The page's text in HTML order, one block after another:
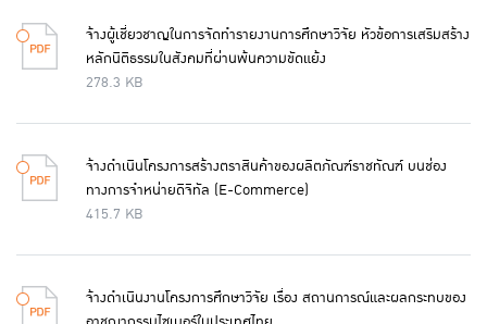
จ้างผู้เชี่ยวชาญในการจัดทำรายงานการศึกษาวิจัย หัวข้อการเสริมสร้าง
หลักนิติธรรมในสังคมที่ผ่านพ้นความขัดแย้ง
278.3 KB
จ้างดำเนินโครงการสร้างตราสินค้าของผลิตภัณฑ์ราชทัณฑ์ บนช่อง
ทางการจำหน่ายดิจิทัล (E-Commerce)
415.7 KB
จ้างดำเนินงานโครงการศึกษาวิจัย เรื่อง สถานการณ์และผลกระทบของ